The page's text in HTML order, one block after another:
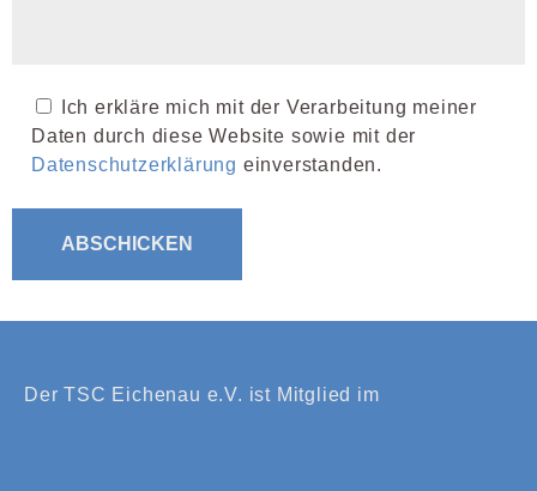
Ich erkläre mich mit der Verarbeitung meiner
Daten durch diese Website sowie mit der
Datenschutzerklärung einverstanden.
Der TSC Eichenau e.V. ist Mitglied im